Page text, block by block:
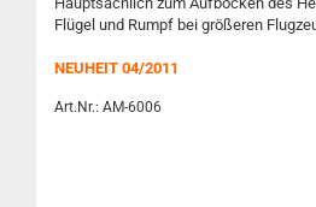
Flügel und Rumpf bei größeren
NEUHEIT 04/2011
Art.Nr.: AM-6006